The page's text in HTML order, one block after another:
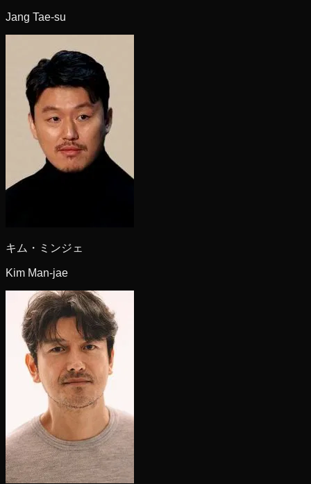
Jang Tae-su
キム・ミンジェ
Kim Man-jae